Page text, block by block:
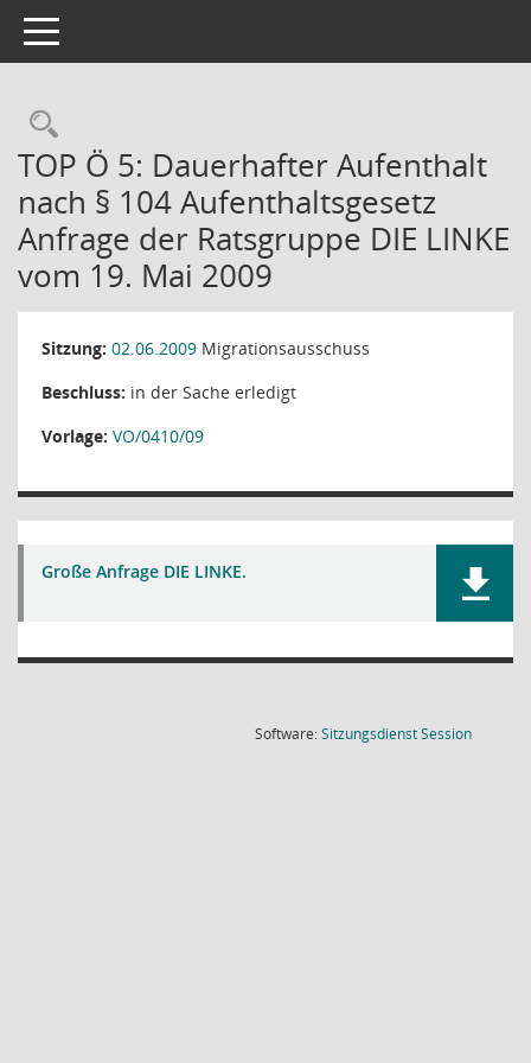
Toggle navigation
Rechercheauswahl
TOP Ö 5: Dauerhafter Aufenthalt
nach § 104 Aufenthaltsgesetz
Anfrage der Ratsgruppe DIE LINKE
vom 19. Mai 2009
Sitzung: 02.06.2009 Migrationsausschuss
Beschluss: in der Sache erledigt
Vorlage: VO/0410/09
Große Anfrage DIE LINKE.
Software:SitzungsdienstSession(Wird in